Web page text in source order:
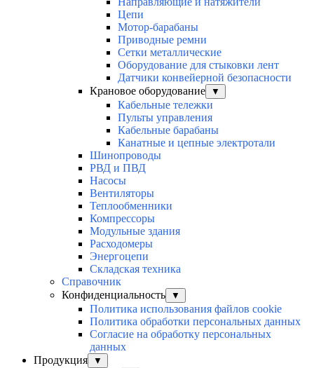
Цепи
Мотор-барабаны
Приводные ремни
Сетки металлические
Оборудование для стыковки лент
Датчики конвейерной безопасности
Крановое оборудование
▼
Кабельные тележки
Пульты управления
Кабельные барабаны
Канатные и цепные электротали
Шинопроводы
РВД и ПВД
Насосы
Вентиляторы
Теплообменники
Компрессоры
Модульные здания
Расходомеры
Энергоцепи
Складская техника
Справочник
Конфиденциальность
▼
Политика использования файлов cookie
Политика обработки персональных данных
Согласие на обработку персональных
данных
Продукция
▼